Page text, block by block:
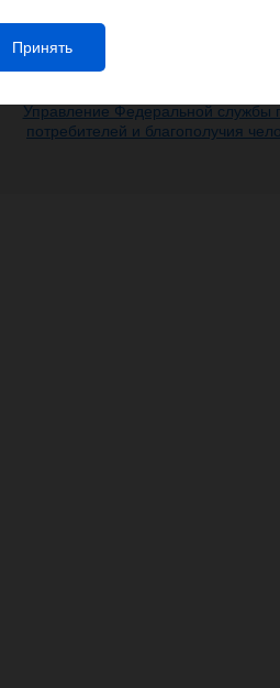
Федеральная служба по надзору в
Управление Федеральной службы
потребителей и благополучия
Принять